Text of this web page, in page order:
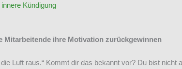
Kündigung
Mitarbeitende ihre Motivation zurückgewinnen
Luft raus.“ Kommt dir das bekannt vor? Du bist nicht